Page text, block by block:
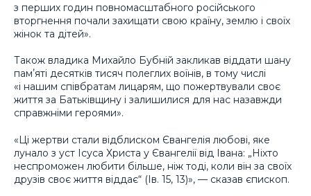
з перших годин повномасштабного російського
вторгнення почали захищати свою країну, землю і своїх
жінок та дітей».
Також владика Михайло Бубній закликав віддати шану
памʼяті десятків тисяч полеглих воїнів, в тому числі
«і нашим співбратам лицарям, що пожертвували своє
життя за Батьківщину і залишилися для нас назавжди
справжніми героями».
«Ці жертви стали відблиском Євангелія любові, яке
лунало з уст Ісуса Христа у Євангелії від Івана: „Ніхто
неспроможен любити більше, ніж тоді, коли він за своїх
друзів своє життя віддає“ (Ів. 15, 13)», — сказав єпископ.